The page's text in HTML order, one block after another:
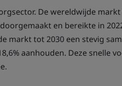
De wereldwijde
en bereikte in
markt tot 2030 een stevig
aanhouden. Deze snelle